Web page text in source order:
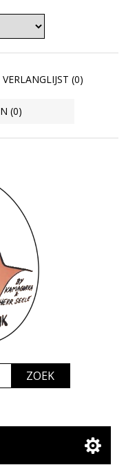
VERLANGLIJST (0)
(0)